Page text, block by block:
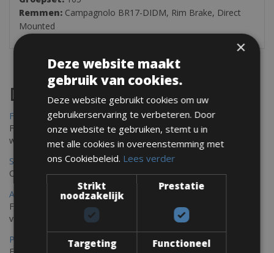
Remmen: Campagnolo BR17-DIDM, Rim Brake, Direct
Mounted
Destinations
Frejus Fietsverhuur
Fréjus en Saint-Raphaël liggen aan de Middellandse Zee en
worden omringd door het Massif de l'Esterel
Saint Raphael Fietsverhuur
Ontdek Saint Raphael, gelegen in het prachtige Var op uw fiets
Ajaccio Fietsverhuur
Fietsen in Ajaccio, gelegen op het eiland Corsica, biedt een
verscheidenheid aan routes
Porec Fietsverhuur
×
Deze website maakt
gebruik van cookies.
Deze website gebruikt cookies om uw
gebruikerservaring te verbeteren. Door
onze website te gebruiken, stemt u in
met alle cookies in overeenstemming met
ons Cookiebeleid. Lees verder
Strikt
noodzakelijk
Prestatie
Targeting Functioneel